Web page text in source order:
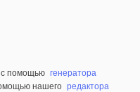
с помощью генератора
нашего редактора